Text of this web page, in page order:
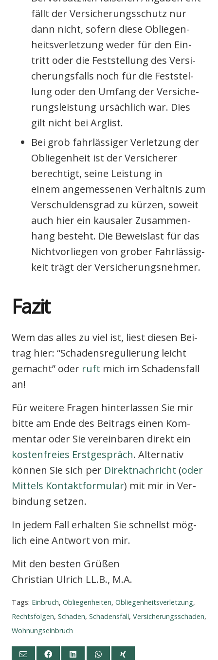
fällt der Ver­si­che­rungs­schutz nur
dann nicht, sofern die­se Oblie­gen­
heits­ver­let­zung weder für den Ein­
tritt oder die Fest­stel­lung des Ver­si­
che­rungs­falls noch für die Fest­stel­
lung oder den Umfang der Ver­si­che­
rungs­leis­tung ursäch­lich war. Dies
gilt nicht bei Arg­list.
Bei grob fahr­läs­si­ger Ver­let­zung der
Oblie­gen­heit ist der Ver­si­che­rer
berech­tigt, sei­ne Leis­tung in
einem ange­mes­se­nen Ver­hält­nis zum
Ver­schul­dens­grad zu kür­zen, soweit
auch hier ein kau­sa­ler Zusam­men­
hang besteht. Die Beweis­last für das
Nicht­vor­lie­gen von gro­ber Fahr­läs­sig­
keit trägt der Ver­si­che­rungs­neh­mer.
Fazit
Wem das alles zu viel ist, liest die­sen Bei­
trag hier: “Scha­dens­re­gu­lie­rung leicht
gemacht” oder ruft mich im Scha­dens­fall
an!
Für wei­te­re Fra­gen hin­ter­las­sen Sie mir
bit­te am Ende des Bei­trags einen Kom­
men­tar oder Sie ver­ein­ba­ren direkt ein
kos­ten­frei­es Erst­ge­spräch. Alter­na­tiv
kön­nen Sie sich per Direkt­nach­richt (oder
Mit­tels Kon­takt­for­mu­lar) mit mir in Ver­
bin­dung set­zen.
In jedem Fall erhal­ten Sie schnellst mög­
lich eine Ant­wort von mir.
Mit den bes­ten Grü­ßen
Chris­ti­an Ulrich LL.B., M.A.
Tags: Einbruch, Obliegenheiten, Obliegenheitsverletzung,
Rechtsfolgen, Schaden, Schadensfall, Versicherungsschaden,
Wohnungseinbruch